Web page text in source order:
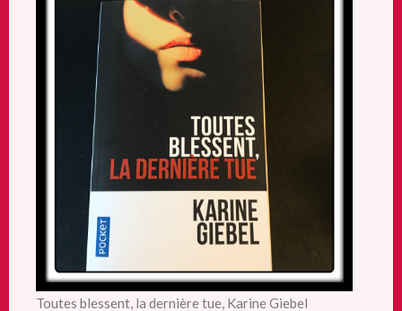
Toutes blessent, la dernière tue, Karine Giebel